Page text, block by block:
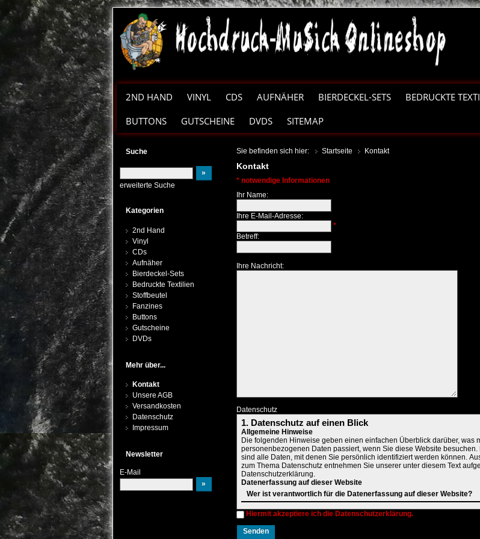
2ND HAND VINYL CDS AUFNÄHER BIERDECKEL-SETS BEDRUCKTE
BUTTONS
GUTSCHEINE DVDS SITEMAP
Sie befinden sich hier: Startseite Kontakt
Kontakt
* notwendige Informationen
Ihr Name:
Ihre E-Mail-Adresse:
*
Betreff:
Ihre Nachricht:
Datenschutz
1. Datenschutz auf einen Blick
Allgemeine Hinweise
Die folgenden Hinweise geben einen einfachen Überblick darüber, was
personenbezogenen Daten passiert, wenn Sie diese Website
sind alle Daten, mit denen Sie persönlich identifiziert werden können.
zum Thema Datenschutz entnehmen Sie unserer unter diesem Text
Datenschutzerklärung.
Datenerfassung auf dieser Website
Wer ist verantwortlich für die Datenerfassung auf dieser Website?
Die Datenverarbeitung auf dieser Website erfolgt durch den
können Sie dem Abschnitt "Hinweis zur Verantwortlichen Stelle" in dieser
entnehmen.
Hiermit akzeptiere ich die Datenschutzerklärung.
Suche
erweiterte Suche
Kategorien
2nd Hand
Vinyl
CDs
Aufnäher
Bierdeckel-Sets
Bedruckte Textilien
Stoffbeutel
Fanzines
Buttons
Gutscheine
DVDs
Mehr über...
Kontakt
Unsere AGB
Versandkosten
Datenschutz
Impressum
Newsletter
E-Mail